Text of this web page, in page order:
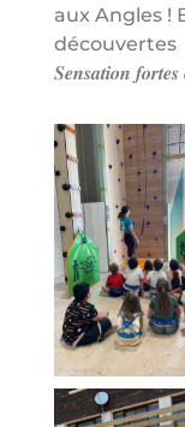
aux Angles !
découvertes
𝑺𝒆𝒏𝒔𝒂𝒕𝒊𝒐𝒏